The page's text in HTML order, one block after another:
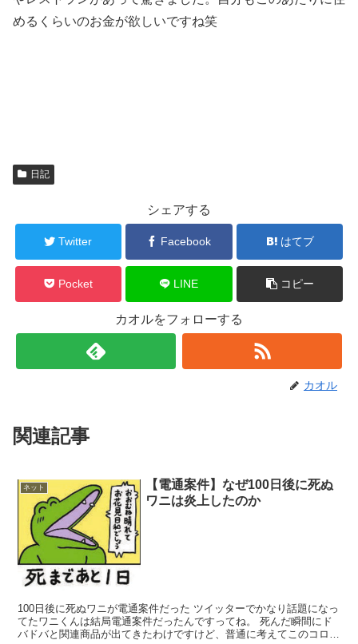
めるくらいのお金が欲しいですね笑
日記
シェアする
Twitter Facebook はてブ
Pocket LINE コピー
カオルをフォローする
カオル
関連記事
ネット
【電通案件】なぜ100日後に死ぬ
ワニは炎上したのか
100日後に死ぬワニが電通案件だった ツイッターでかなり話題になっ
てたワニくんは結局電通案件だったんですってね。 死んだ瞬間にド
バドバと関連商品が出てきたわけですけど、普通に考えてこのコロナ